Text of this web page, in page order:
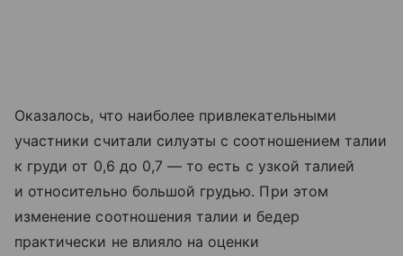
Оказалось, что наиболее привлекательными
участники считали силуэты с соотношением талии
к груди от 0,6 до 0,7 — то есть с узкой талией
и относительно большой грудью. При этом
изменение соотношения талии и бедер
практически не влияло на оценки